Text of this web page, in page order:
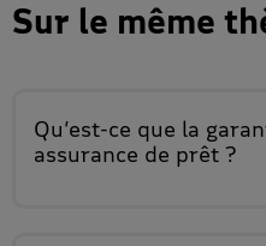
Sur le même
Qu’est-ce que la
assurance de prêt ?